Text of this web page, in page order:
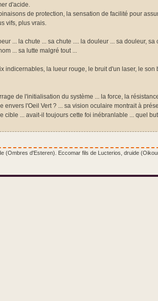
d'acide.
de protection, la sensation de facilité pour
vifs, plus vrais.
... la chute ... sa chute .... la douleur ... sa douleur,
... sa lutte malgré tout ...
indicernables, la lueur rouge, le bruit d'un laser, le son
de l'initialisation du système ... la force, la
l'Oeil Vert ? ... sa vision oculaire montrait à
... avait-il toujours cette foi inébranlable ... quel
(Ombres d'Esteren). Eccomar fils de Lucterios, druide